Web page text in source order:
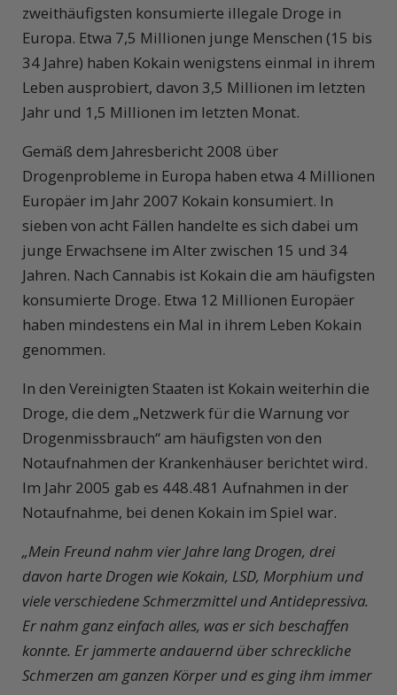
zweithäufigsten konsumierte illegale Droge in
Europa. Etwa 7,5 Millionen junge Menschen (15 bis
34 Jahre) haben Kokain wenigstens einmal in ihrem
Leben ausprobiert, davon 3,5 Millionen im letzten
Jahr und 1,5 Millionen im letzten Monat.
Gemäß dem Jahresbericht 2008 über
Drogenprobleme in Europa haben etwa 4 Millionen
Europäer im Jahr 2007 Kokain konsumiert. In
sieben von acht Fällen handelte es sich dabei um
junge Erwachsene im Alter zwischen 15 und 34
Jahren. Nach Cannabis ist Kokain die am häufigsten
konsumierte Droge. Etwa 12 Millionen Europäer
haben mindestens ein Mal in ihrem Leben Kokain
genommen.
In den Vereinigten Staaten ist Kokain weiterhin die
Droge, die dem „Netzwerk für die Warnung vor
Drogenmissbrauch“ am häufigsten von den
Notaufnahmen der Krankenhäuser berichtet wird.
Im Jahr 2005 gab es 448.481 Aufnahmen in der
Notaufnahme, bei denen Kokain im Spiel war.
„Mein Freund nahm vier Jahre lang Drogen, drei
davon harte Drogen wie Kokain, LSD, Morphium und
viele verschiedene Schmerzmittel und Antidepressiva.
Er nahm ganz einfach alles, was er sich beschaffen
konnte. Er jammerte andauernd überschreckliche
Schmerzen am ganzen Körper und es ging ihm immer